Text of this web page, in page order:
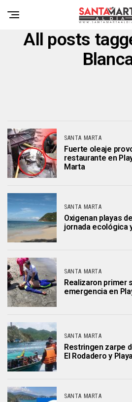
All posts
SANTA MARTA
Fuerte oleaje
restaurante en
Marta
SANTA MARTA
Oxigenan playas
jornada ecológica
SANTA MARTA
Realizaron primer
emergencia en
SANTA MARTA
Restringen zarpe
El Rodadero y
SANTA MARTA